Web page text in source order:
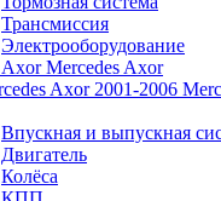
Трансмиссия
Электрооборудование
Mercedes Axor
Впускная и выпускная
Двигатель
Колёса